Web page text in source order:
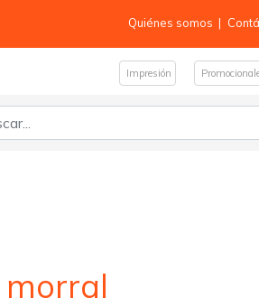
Quiénes somos |
Impresión
morral